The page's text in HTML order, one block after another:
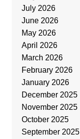
July 2026
June 2026
May 2026
April 2026
March 2026
February 2026
January 2026
December 2025
November 2025
October 2025
September 2025